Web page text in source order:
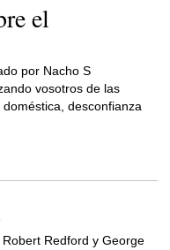
el
por Nacho S
vosotros de las
desconfianza
Redford y George